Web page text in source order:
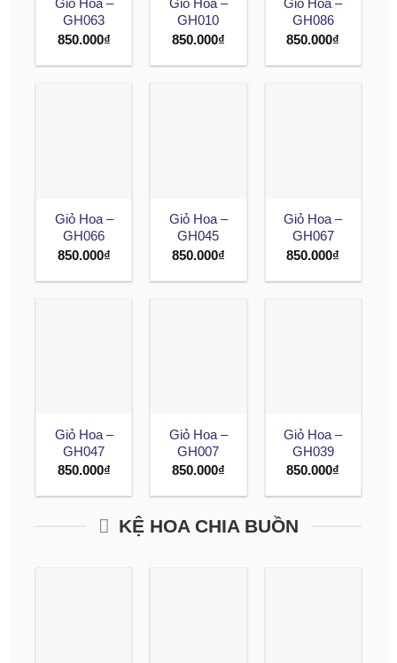
Giỏ Hoa –
GH063
850.000₫
Giỏ Hoa –
GH010
850.000₫
Giỏ Hoa –
GH086
850.000₫
Giỏ Hoa –
GH066
850.000₫
Giỏ Hoa –
GH045
850.000₫
Giỏ Hoa –
GH067
850.000₫
Giỏ Hoa –
GH047
850.000₫
Giỏ Hoa –
GH007
850.000₫
Giỏ Hoa –
GH039
850.000₫
KỆ HOA CHIA BUỒN